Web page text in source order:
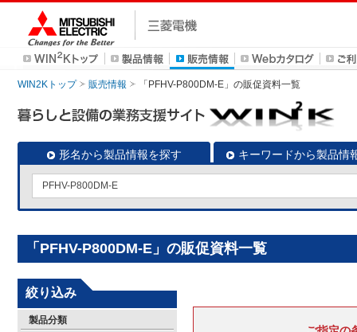
WIN2Kトップ 販売情報 「PFHV-P800DM-E」の販促資料一覧
形名から製品情報を探す キーワードから製品情
「PFHV-P800DM-E」の販促資料一覧
絞り込み
製品分類